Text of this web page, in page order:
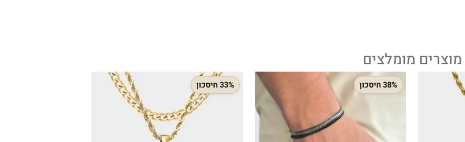
מוצרים מומלצים
38% חיסכון 33% חיסכון